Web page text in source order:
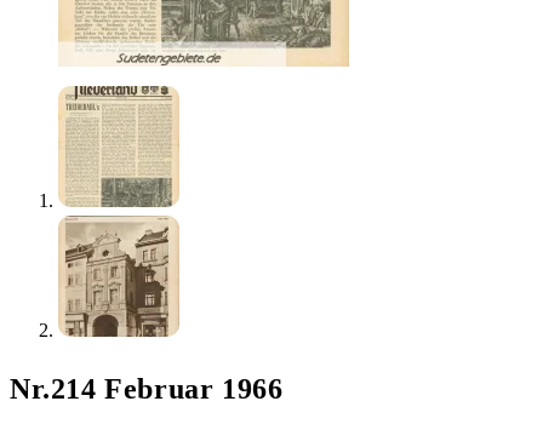
Nr.214 Februar 1966